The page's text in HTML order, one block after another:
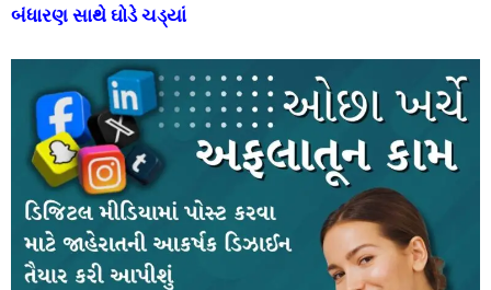
બંધારણ સાથે ઘોડે ચડ્યાં